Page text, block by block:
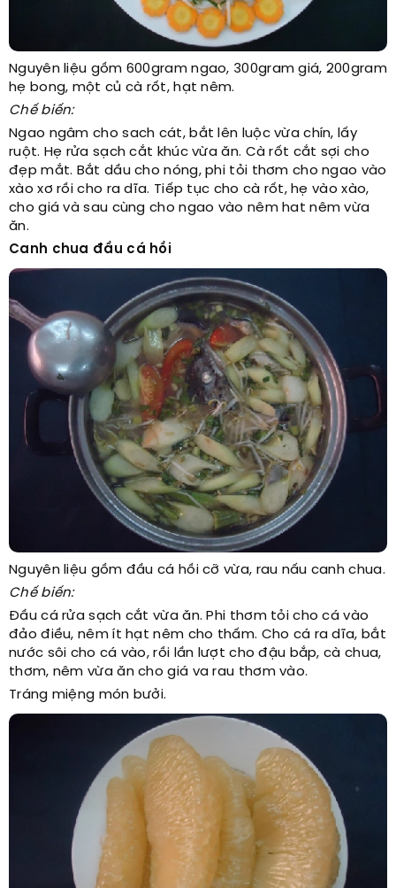
Nguyên liệu gồm 600gram ngao, 300gram giá, 200gram
hẹ bong, một củ cà rốt, hạt nêm.
Chế biến:
Ngao ngâm cho sach cát, bắt lên luộc vừa chín, lấy
ruột. Hẹ rửa sạch cắt khúc vừa ăn. Cà rốt cắt sợi cho
đẹp mắt. Bắt dầu cho nóng, phi tỏi thơm cho ngao vào
xào xơ rồi cho ra dĩa. Tiếp tục cho cà rốt, hẹ vào xào,
cho giá và sau cùng cho ngao vào nêm hat nêm vừa
ăn.
Canh chua đầu cá hồi
Nguyên liệu gồm đầu cá hồi cỡ vừa, rau nấu canh chua.
Chế biến:
Đầu cá rửa sạch cắt vừa ăn. Phi thơm tỏi cho cá vào
đảo điều, nêm ít hạt nêm cho thấm. Cho cá ra dĩa, bắt
nước sôi cho cá vào, rồi lần lượt cho đậu bắp, cà chua,
thơm, nêm vừa ăn cho giá va rau thơm vào.
Tráng miệng món bưởi.